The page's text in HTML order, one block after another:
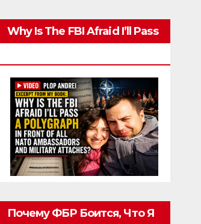
Why Is The FBI Afraid I’ll Pass
Почему ФБР Боится, Что Я